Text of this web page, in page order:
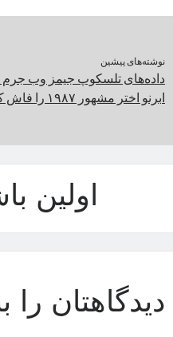
نوشته‌های پیشین
داده‌های تلسکوپ جیمز وب
ابرنو اختر مشهور ۱۹۸۷ را فاش کرد
اولین
دیدگاهتان را